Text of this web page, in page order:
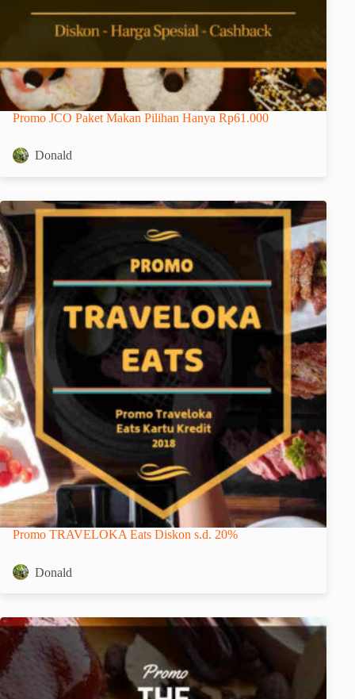
Promo JCO Paket Makan Pilihan Hanya Rp61.000
Donald
Promo TRAVELOKA Eats Diskon s.d. 20%
Donald